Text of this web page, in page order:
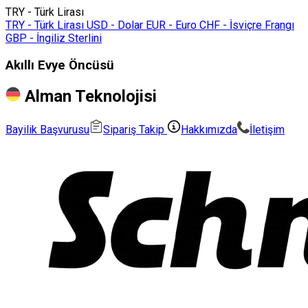
TRY - Türk Lirası
TRY - Türk Lirası USD - Dolar EUR - Euro CHF - İsviçre Frangı
GBP - İngiliz Sterlini
Akıllı Evye Öncüsü
Alman Teknolojisi
Bayilik Başvurusu Sipariş Takip Hakkımızda İletişim